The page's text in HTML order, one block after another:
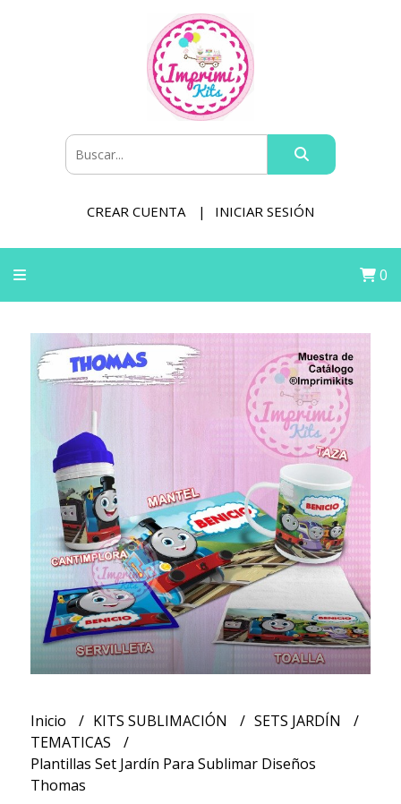
CREAR CUENTA INICIAR SESIÓN
0
Inicio KITS SUBLIMACIÓN
SETS JARDÍN
TEMATICAS
Plantillas Set Jardín Para Sublimar Diseños
Thomas